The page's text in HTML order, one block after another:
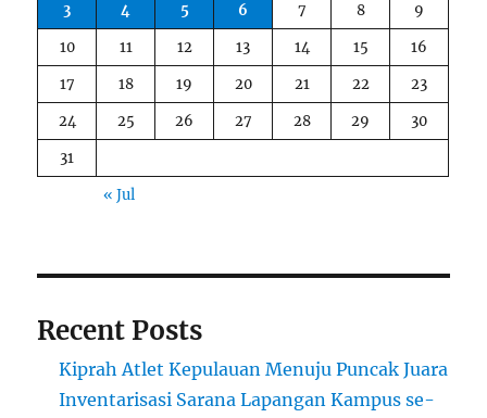
3
4 5 6 7 8
9
10
11 12 13 14 15
16
17
18 19 20 21 22
23
24
25 26 27 28 29
30
31
« Jul
Recent Posts
Kiprah Atlet Kepulauan Menuju Puncak Juara
Inventarisasi Sarana Lapangan Kampus se-